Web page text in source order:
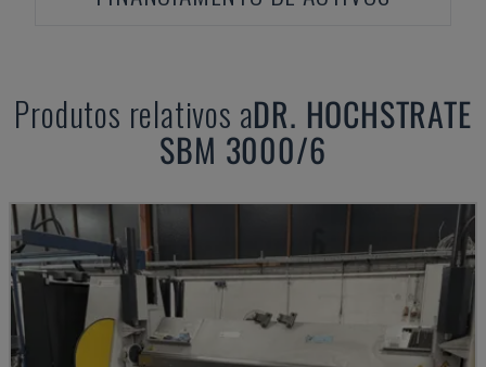
Produtos relativos aDR. HOCHSTRATE
SBM 3000/6